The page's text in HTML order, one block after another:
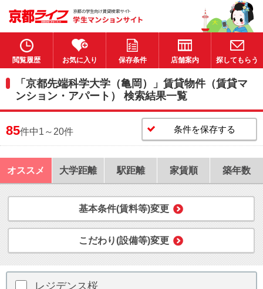
閲覧履歴 お気に入り 保存条件 店舗案内 探してもらう
「京都先端科学大学（亀岡）」賃貸物件（賃貸マ
ンション・アパート） 検索結果一覧
85件中1～20件 条件を保存する
オススメ 大学距離 駅距離 家賃順 築年数
基本条件(賃料等)変更
こだわり(設備等)変更
レジデンス桜